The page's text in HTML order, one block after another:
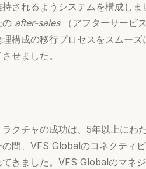
されるようシステムを構成し
の after-sales（アフターサービ
構成の移行プロセスをスムー
せました。
クチャの成功は、5年以上にわ
の間、VFS Globalのコネクティ
きました。VFS Globalのマネ